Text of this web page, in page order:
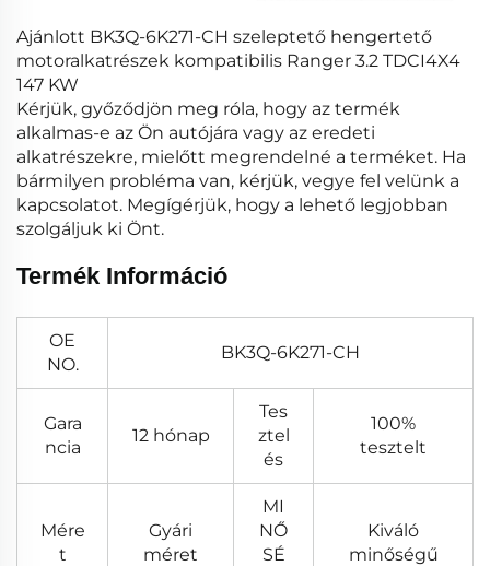
Ajánlott BK3Q-6K271-CH szeleptető hengertető
motoralkatrészek kompatibilis Ranger 3.2 TDCI4X4
147 KW
Kérjük, győződjön meg róla, hogy az termék
alkalmas-e az Ön autójára vagy az eredeti
alkatrészekre, mielőtt megrendelné a terméket. Ha
bármilyen probléma van, kérjük, vegye fel velünk a
kapcsolatot. Megígérjük, hogy a lehető legjobban
szolgáljuk ki Önt.
Termék Információ
OE
NO.
BK3Q-6K271-CH
Gara
ncia
12 hónap
Tes
ztel
és
100%
tesztelt
Mére
t
Gyári
méret
MI
NŐ
SÉ
Kiváló
minőségű